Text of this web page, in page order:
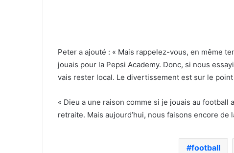
Peter a ajouté : « Mais rappelez-vous, en même
jouais pour la Pepsi Academy. Donc, si nous
vais rester local. Le divertissement est sur le point
« Dieu a une raison comme si je jouais au football
retraite. Mais aujourd’hui, nous faisons encore de
football